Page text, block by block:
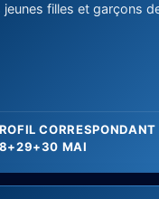
jeunes filles et garçons
MAI